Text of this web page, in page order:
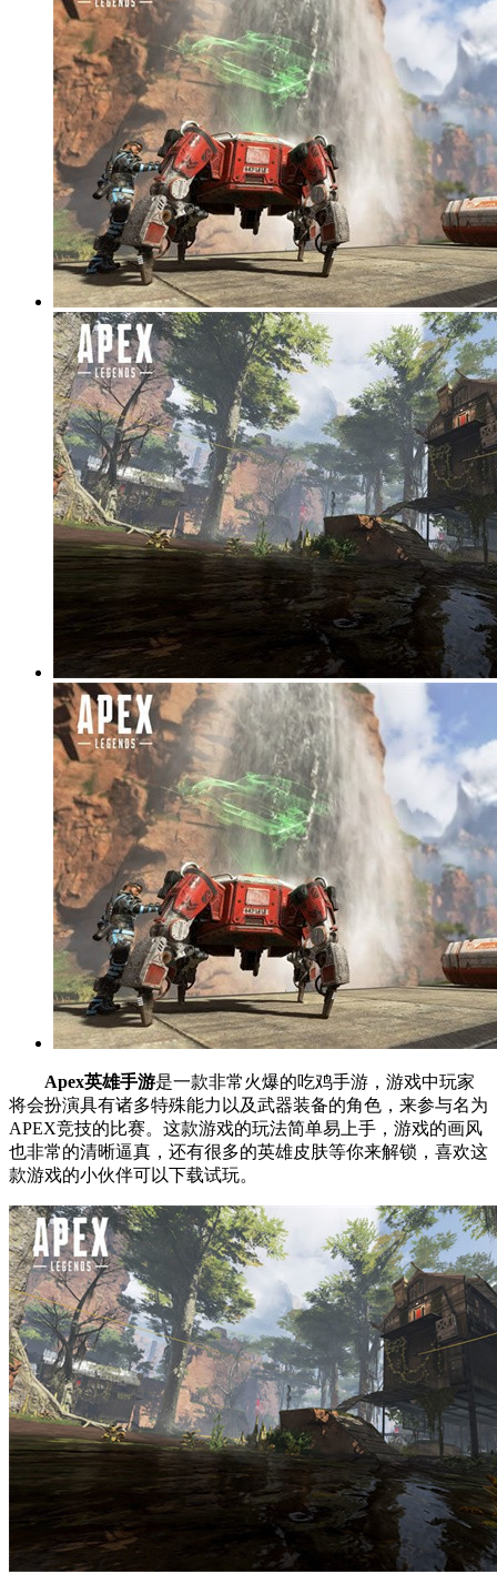
Apex英雄手游是一款非常火爆的吃鸡手游，游戏中玩家
将会扮演具有诸多特殊能力以及武器装备的角色，来参与名为
APEX竞技的比赛。这款游戏的玩法简单易上手，游戏的画风
也非常的清晰逼真，还有很多的英雄皮肤等你来解锁，喜欢这
款游戏的小伙伴可以下载试玩。